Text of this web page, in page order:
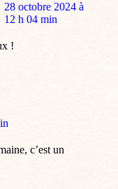
dit
:
28 octobre 2024 à
12 h 04 min
!
c’est un